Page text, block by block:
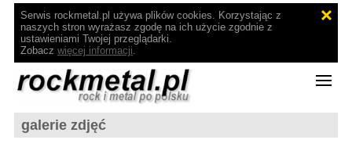
Serwis rockmetal.pl używa plików cookies. Korzystając z
naszych stron wyrażasz zgodę na ich użycie zgodnie z
ustawieniami Twojej przeglądarki.
Zobacz więcej informacji.
galerie zdjęć